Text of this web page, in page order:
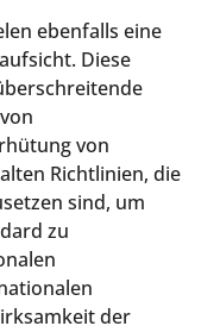
ebenfalls eine
Diese
von
Richtlinien, die
sind, um
zu
der